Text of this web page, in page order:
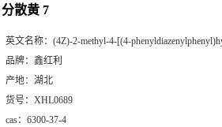
分散黄 7
英文名称： (4Z)-2-methyl-4-[(4-
品牌： 鑫红利
产地： 湖北
货号： XHL0689
cas： 6300-37-4